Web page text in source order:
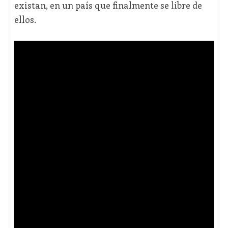
existan, en un país que finalmente se libre de
ellos.